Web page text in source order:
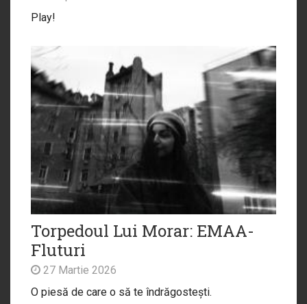
Play!
Torpedoul Lui Morar: EMAA-
Fluturi
27 Martie 2026
O piesă de care o să te îndrăgostești.